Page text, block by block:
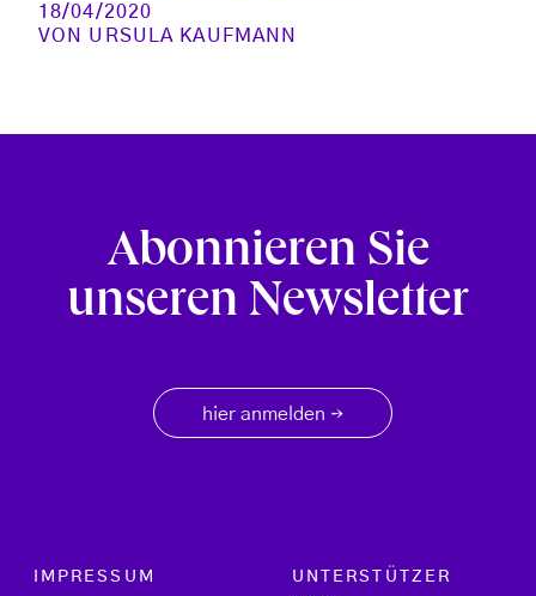
18/04/2020
VON URSULA KAUFMANN
Abonnieren Sie
unseren Newsletter
hier anmelden →
Footer menu
IMPRESSUM
UNTERSTÜTZER